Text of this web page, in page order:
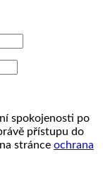
spokojenosti po
přístupu do
stránce ochrana